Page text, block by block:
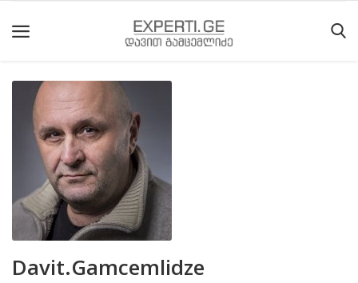
მთავარი
მიმდინარე
მოვლენები
საიტის
შესახებ
მოძრაობის
Davit.Gamcemlidze